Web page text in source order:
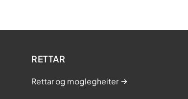
RETTAR
Rettar og moglegheiter